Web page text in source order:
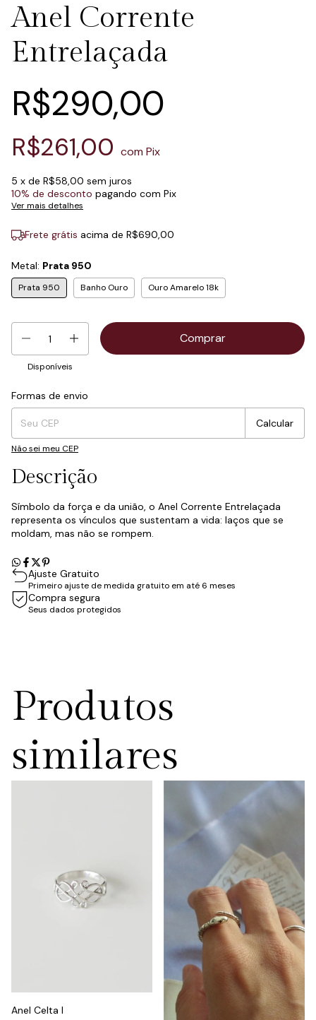
Anel Corrente
Entrelaçada
R$290,00
R$261,00 com Pix
5 x de R$58,00 sem juros
10% de desconto pagando com Pix
Ver mais detalhes
Frete grátis acima de R$690,00
Metal: Prata 950
Prata 950 Banho Ouro Ouro Amarelo 18k
Disponíveis
Entregas para o CEP:
Formas de envio
Calcular
Não sei meu CEP
Descrição
Símbolo da força e da união, o Anel Corrente Entrelaçada
representa os vínculos que sustentam a vida: laços que se
moldam, mas não se rompem.
Ajuste Gratuito
Primeiro ajuste de medida gratuito em até 6 meses
Compra segura
Seus dados protegidos
Produtos
similares
Anel Celta I